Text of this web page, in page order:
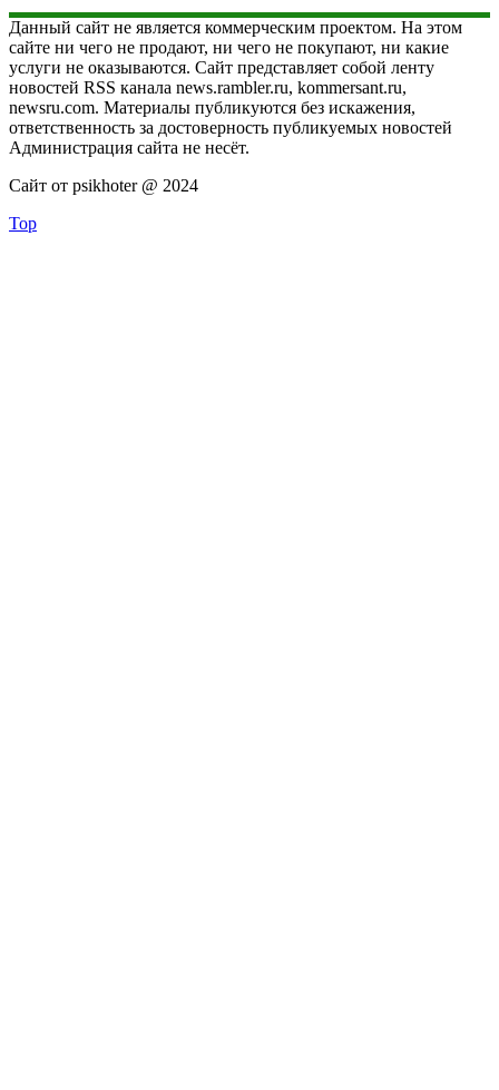
Данный сайт не является коммерческим проектом. На этом
сайте ни чего не продают, ни чего не покупают, ни какие
услуги не оказываются. Сайт представляет собой ленту
новостей RSS канала news.rambler.ru, kommersant.ru,
newsru.com. Материалы публикуются без искажения,
ответственность за достоверность публикуемых новостей
Администрация сайта не несёт.
Сайт от psikhoter @ 2024
Top